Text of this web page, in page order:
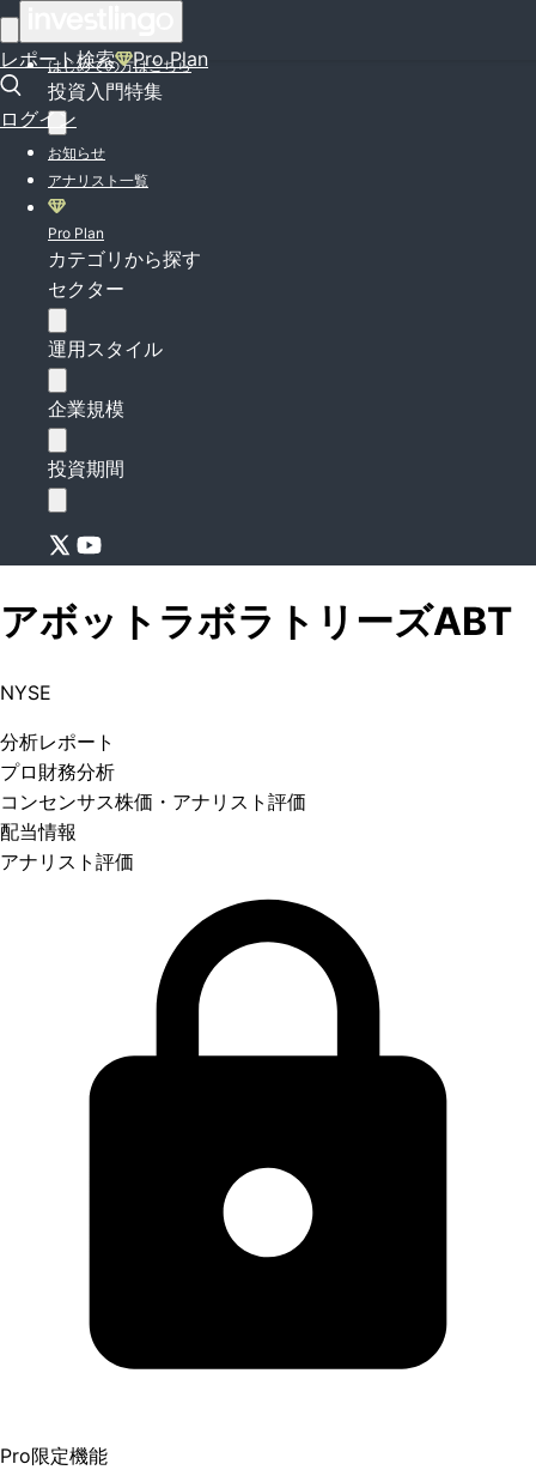
レポート検索 Pro Plan
ログイン
はじめての方はこちら
投資入門特集
お知らせ
アナリスト一覧
Pro Plan
カテゴリから探す
セクター
運用スタイル
企業規模
投資期間
アボットラボラトリーズABT
NYSE
分析レポート
プロ 財務分析
コンセンサス株価 ・アナリスト評価
配当情報
アナリスト評価
Pro限定機能